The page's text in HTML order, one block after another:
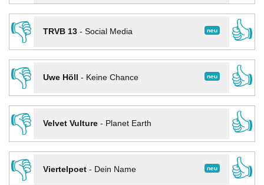
👎
neu
TRVB 13- Social Media
👍
👎
neu
Uwe Höll - Keine Chance
👍
👎
Velvet Vulture- Planet Earth
👍
👎
neu
Viertelpoet- Dein Name
👍